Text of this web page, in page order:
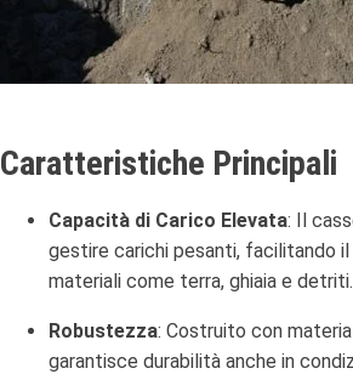
Caratteristiche Principali
Capacità di Carico Elevata: Il
gestire carichi pesanti, facilitando
materiali come terra, ghiaia e detriti.
Robustezza: Costruito con
garantisce durabilità anche in